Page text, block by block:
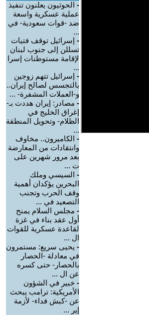
- الحوثيون يعلنون تنفيذ
عملية عسكرية واسعة
ضد -قوات سعودية- في
...
- إسرائيل توقف فتيات
تسللن إلى جنوب لبنان
لإقامة مستوطنات إسرا
...
- إسرائيل تتهم زوجين
بالتجسس لصالح إيران..
و-العملات المشفرة- ...
- مصادر: إيران هددت بـ-
إغراق الخليج في
الظلام- وتحويل المنطقة
...
- الكاميرون.. مخاوف
وانتقادات من المعارضة
بعد مرور شهرين على
ت ...
- السيسي وملك
البحرين يؤكدان أهمية
وقف الحرب وتجنب
التصعيد في ...
- مجلس السلام يمنح
أول عقد بناء في غزة
لقاعدة عسكرية للقوات
ال ...
- يحيى سريع: مستمرون
في معادلة -الحصار
بالحصار- حتى كسره
عن ال ...
- خبير في الشؤون
الأمريكية: ترامب يبحث
عن -كبش فداء- لأزمة
إير ...